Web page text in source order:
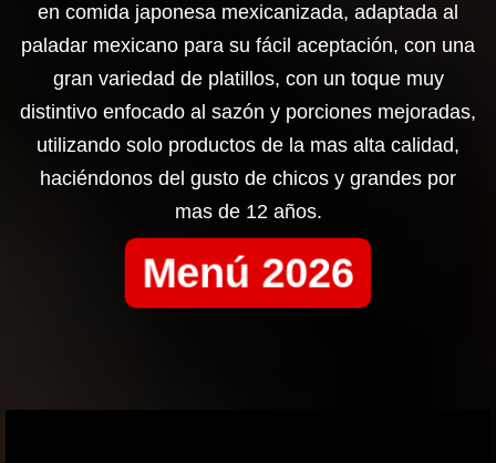
en comida japonesa mexicanizada, adaptada al
paladar mexicano para su fácil aceptación, con una
gran variedad de platillos, con un toque muy
distintivo enfocado al sazón y porciones mejoradas,
utilizando solo productos de la mas alta calidad,
haciéndonos del gusto de chicos y grandes por
mas de 12 años.
Menú 2026